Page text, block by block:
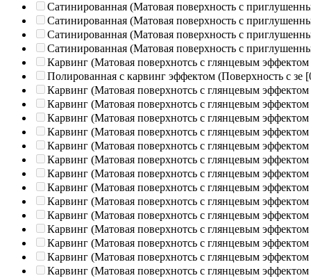
Сатинированная (Матовая поверхность с
Сатинированная (Матовая поверхность с
Сатинированная (Матовая поверхность с
Сатинированная (Матовая поверхность с
Карвинг (Матовая поверхнотсь с глянцевым эффектом
Полированная c карвинг эффектом (Поверхность с зе
Карвинг (Матовая поверхнотсь с глянцевым эффектом
Карвинг (Матовая поверхнотсь с глянцевым эффектом
Карвинг (Матовая поверхнотсь с глянцевым эффектом
Карвинг (Матовая поверхнотсь с глянцевым эффектом
Карвинг (Матовая поверхнотсь с глянцевым эффектом
Карвинг (Матовая поверхнотсь с глянцевым эффектом
Карвинг (Матовая поверхнотсь с глянцевым эффектом
Карвинг (Матовая поверхнотсь с глянцевым эффектом
Карвинг (Матовая поверхнотсь с глянцевым эффектом
Карвинг (Матовая поверхнотсь с глянцевым эффектом
Карвинг (Матовая поверхнотсь с глянцевым эффектом
Карвинг (Матовая поверхнотсь с глянцевым эффектом
Карвинг (Матовая поверхнотсь с глянцевым эффектом
Карвинг (Матовая поверхнотсь с глянцевым эффектом